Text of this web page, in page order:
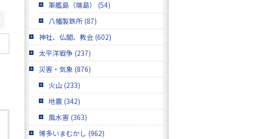
軍艦島（端島） (54)
八幡製鉄所 (87)
神社、仏閣、教会 (602)
太平洋戦争 (237)
災害・気象 (876)
火山 (233)
地震 (342)
風水害 (363)
博多いまむかし (962)